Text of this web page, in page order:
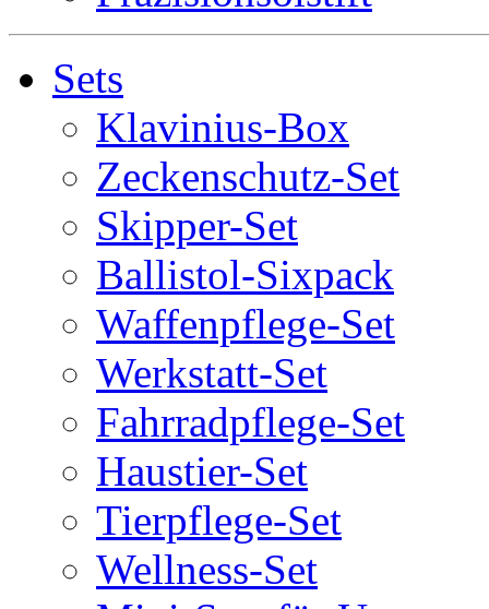
Sets
Klavinius-Box
Zeckenschutz-Set
Skipper-Set
Ballistol-Sixpack
Waffenpflege-Set
Werkstatt-Set
Fahrradpflege-Set
Haustier-Set
Tierpflege-Set
Wellness-Set